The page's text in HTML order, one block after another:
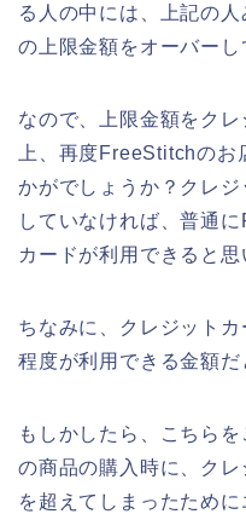
る人の中には、上記の
の上限金額をオーバーし
なので、上限金額をク
上、再度FreeStitchの
かがでしょうか？クレ
していなければ、普通
カードが利用できると思
ちなみに、クレジット
程度が利用できる金額だ
もしかしたら、こちら
の商品の購入時に、ク
を超えてしまったため